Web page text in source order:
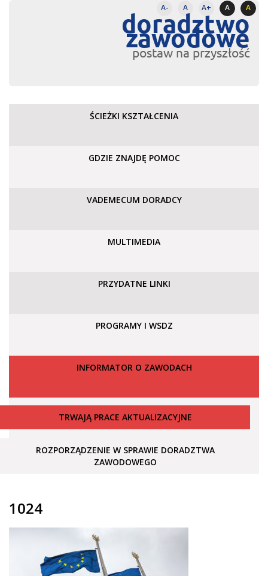
A- A A+ A A
doradztwo
zawodowe
postaw na przyszłość
ŚCIEŻKI KSZTAŁCENIA
GDZIE ZNAJDĘ POMOC
VADEMECUM DORADCY
MULTIMEDIA
PRZYDATNE LINKI
PROGRAMY I WSDZ
INFORMATOR O ZAWODACH
TRWAJĄ PRACE AKTUALIZACYJNE
ROZPORZĄDZENIE W SPRAWIE DORADZTWA
ZAWODOWEGO
1024